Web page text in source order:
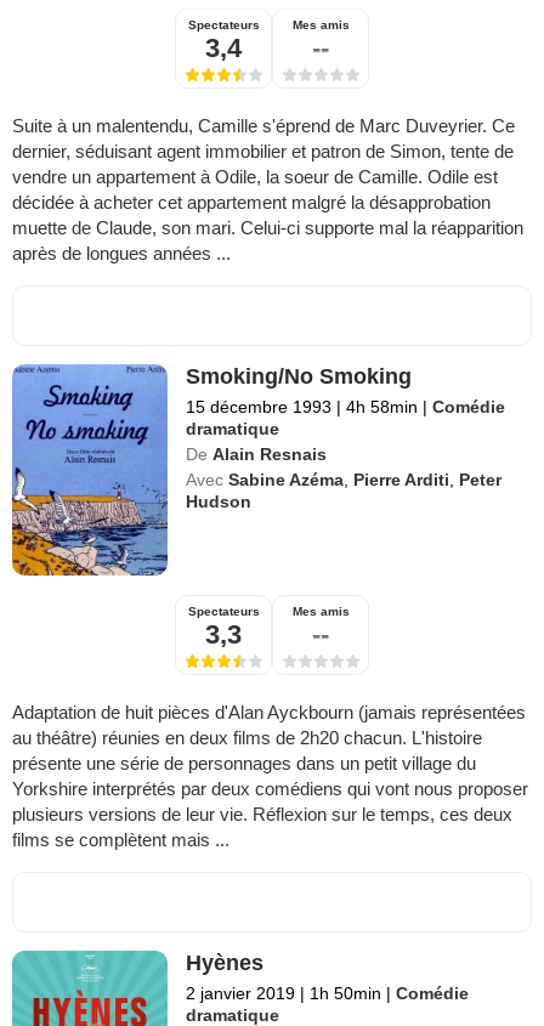
Spectateurs
3,4
Mes amis
--
Suite à un malentendu, Camille s'éprend de Marc Duveyrier. Ce
dernier, séduisant agent immobilier et patron de Simon, tente de
vendre un appartement à Odile, la soeur de Camille. Odile est
décidée à acheter cet appartement malgré la désapprobation
muette de Claude, son mari. Celui-ci supporte mal la réapparition
après de longues années ...
Smoking/No Smoking
15 décembre 1993 | 4h 58min | Comédie
dramatique
De Alain Resnais
Avec Sabine Azéma Pierre Arditi
Peter
Hudson
Spectateurs
3,3
Mes amis
--
Adaptation de huit pièces d'Alan Ayckbourn (jamais représentées
au théâtre) réunies en deux films de 2h20 chacun. L'histoire
présente une série de personnages dans un petit village du
Yorkshire interprétés par deux comédiens qui vont nous proposer
plusieurs versions de leur vie. Réflexion sur le temps, ces deux
films se complètent mais ...
Hyènes
2 janvier 2019 | 1h 50min | Comédie
dramatique